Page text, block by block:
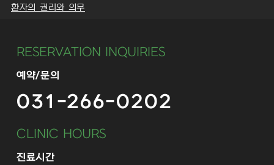
환자의 권리와 의무
RESERVATION INQUIRIES
예약/문의
031-266-0202
CLINIC HOURS
진료시간